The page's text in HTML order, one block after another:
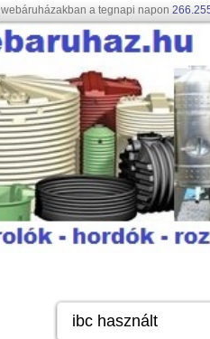
webáruházakban a tegnapi napon